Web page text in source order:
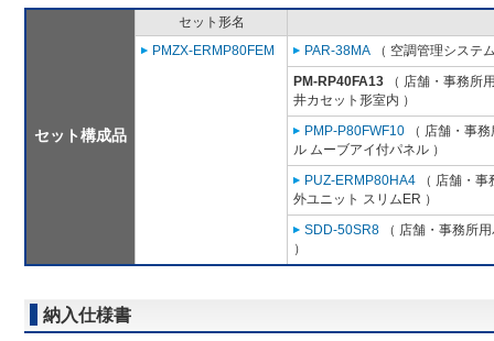
セット構成品
セット形名
PMZX-ERMP80FEM
PAR-38MA （ 空調管理システ
PM-RP40FA13 （ 店舗・事務所
井カセット形室内 ）
PMP-P80FWF10 （ 店舗・事
ル ムーブアイ付パネル ）
PUZ-ERMP80HA4 （ 店舗・
外ユニット スリムER ）
SDD-50SR8 （ 店舗・事務所
）
納入仕様書